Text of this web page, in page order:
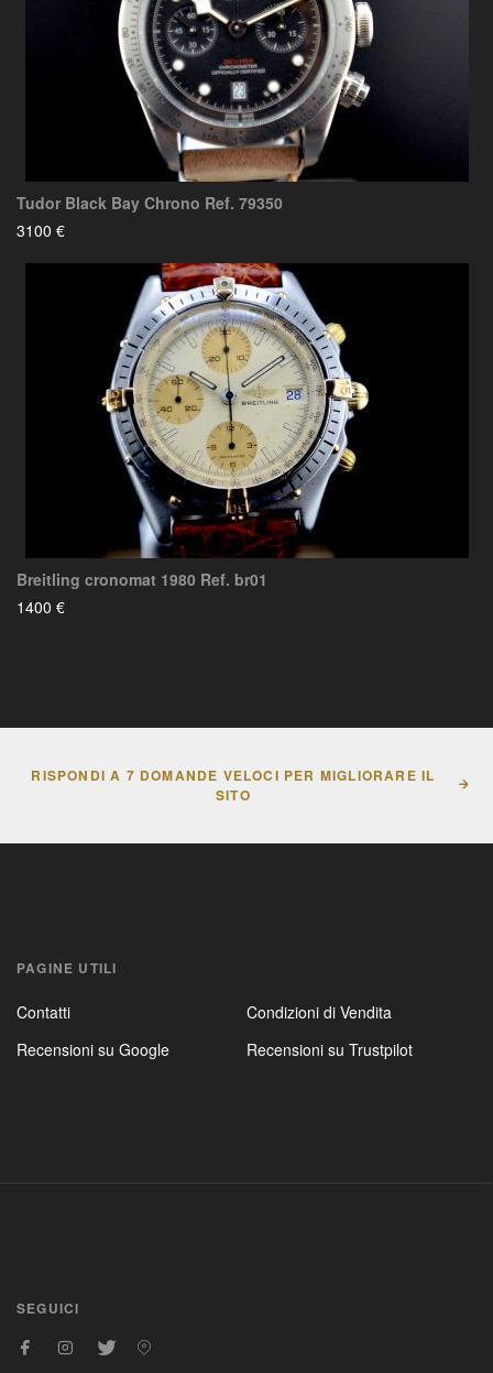
Tudor Black Bay Chrono Ref. 79350
3100 €
Breitling cronomat 1980 Ref. br01
1400 €
RISPONDI A 7 DOMANDE VELOCI PER MIGLIORARE IL
SITO
PAGINE UTILI
Contatti
Condizioni di Vendita
Recensioni su Google
Recensioni su Trustpilot
SEGUICI